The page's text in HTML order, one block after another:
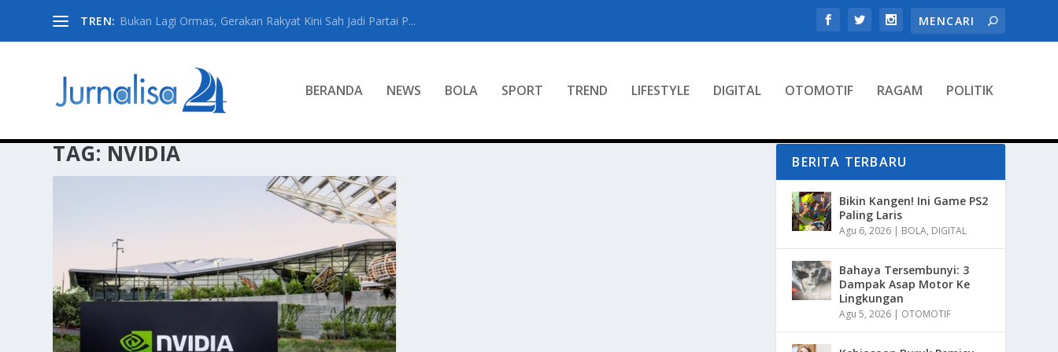
TREN: Bukan Lagi Ormas, Gerakan Rakyat Kini Sah Jadi Partai P...
BERANDA NEWS BOLA SPORT TREND LIFESTYLE DIGITAL OTOMOTIF RAGAM POLITIK
TAG: NVIDIA BERITA TERBARU
Bikin Kangen! Ini Game PS2
Paling Laris
Agu 6, 2026 | BOLA, DIGITAL
Bahaya Tersembunyi: 3
Dampak Asap Motor Ke
Lingkungan
Agu 5, 2026 | OTOMOTIF